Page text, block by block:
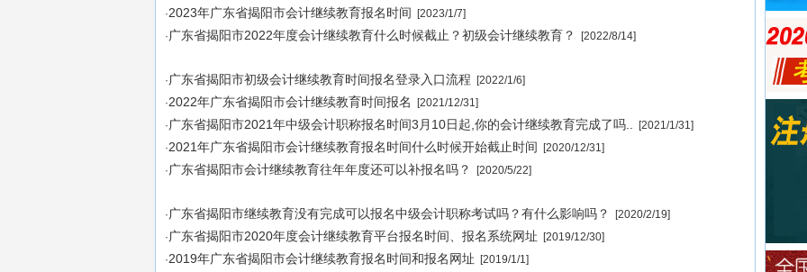
·2023年广东省揭阳市会计继续教育报名时间 [2023/1/7]
· 广东省揭阳市2022年度会计继续教育什么时候截止？初级会计继续教育？ [2022/8/14]
· 广东省揭阳市初级会计继续教育时间报名登录入口流程 [2022/1/6]
·2022年广东省揭阳市会计继续教育时间报名
[2021/12/31]
· 广东省揭阳市2021年中级会计职称报名时间3月10日起,你的会计继续教育完成了吗..
[2021/1/31]
·2021年广东省揭阳市会计继续教育报名时间什么时候开始截止时间 [2020/12/31]
· 广东省揭阳市会计继续教育往年年度还可以补报名吗？ [2020/5/22]
· 广东省揭阳市继续教育没有完成可以报名中级会计职称考试吗？有什么影响吗？
[2020/2/19]
· 广东省揭阳市2020年度会计继续教育平台报名时间、报名系统网址 [2019/12/30]
·2019年广东省揭阳市会计继续教育报名时间和报名网址 [2019/1/1]